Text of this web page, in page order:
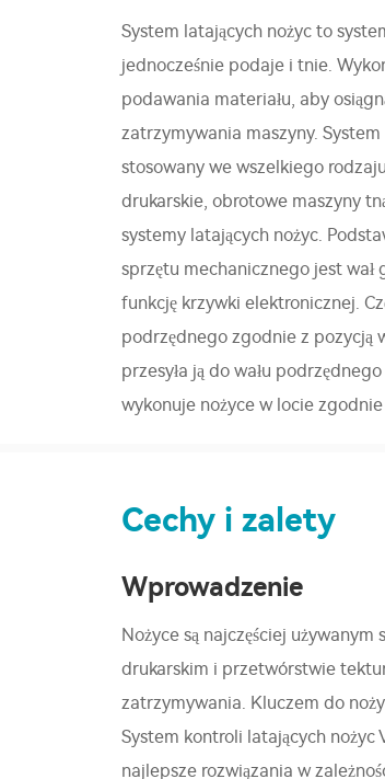
System latających nożyc to
jednocześnie podaje i tnie.
podawania materiału, aby
zatrzymywania maszyny.
stosowany we wszelkiego
drukarskie, obrotowe maszyny
systemy latających nożyc.
sprzętu mechanicznego jest wał
funkcję krzywki elektronicznej.
podrzędnego zgodnie z pozycją
przesyła ją do wału
wykonuje nożyce w locie
Cechy i zalety
Wprowadzenie
Nożyce są najczęściej
drukarskim i przetwórstwie
zatrzymywania. Kluczem do
System kontroli latających nożyc
najlepsze rozwiązania w